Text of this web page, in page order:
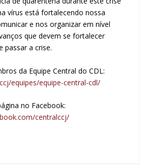
vírus está fortalecendo nossa
e nos organizar em nível
que devem se fortalecer
passar a crise.
da Equipe Central do CDL:
equipes/equipe-central-cdl/
no Facebook:
centralccj/